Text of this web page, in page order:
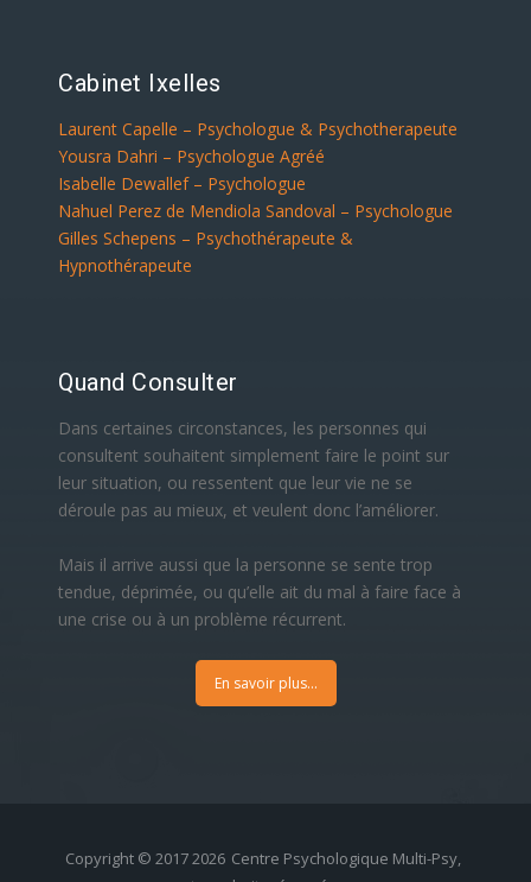
Cabinet Ixelles
Laurent Capelle – Psychologue & Psychotherapeute
Yousra Dahri – Psychologue Agréé
Isabelle Dewallef – Psychologue
Nahuel Perez de Mendiola Sandoval – Psychologue
Gilles Schepens – Psychothérapeute &
Hypnothérapeute
Quand Consulter
Dans certaines circonstances, les personnes qui
consultent souhaitent simplement faire le point sur
leur situation, ou ressentent que leur vie ne se
déroule pas au mieux, et veulent donc l’améliorer.
Mais il arrive aussi que la personne se sente trop
tendue, déprimée, ou qu’elle ait du mal à faire face à
une crise ou à un problème récurrent.
En savoir plus...
Copyright © 2017 2026 Centre Psychologique Multi-Psy,